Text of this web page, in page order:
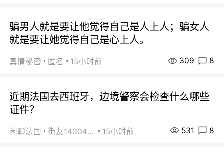
骗男人就是要让他觉得自己是人上人；骗女人
就是要让她觉得自己是心上人。
真情秘密 匿名 15小时前 309 8
近期法国去西班牙，边境警察会检查什么哪些
证件？
闲聊法国 街友14004820 15小时前 531 8